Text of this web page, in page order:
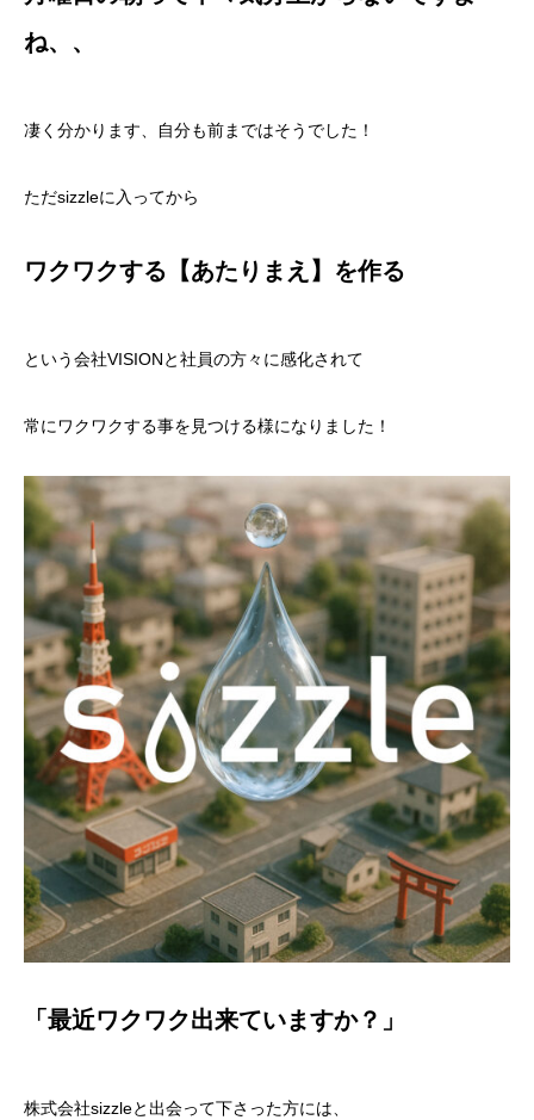
ね、、
凄く分かります、自分も前まではそうでした！
ただsizzleに入ってから
ワクワクする【あたりまえ】を作る
という会社VISIONと社員の方々に感化されて
常にワクワクする事を見つける様になりました！
「最近ワクワク出来ていますか？」
株式会社sizzleと出会って下さった方には、